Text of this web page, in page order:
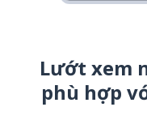
Lướt xem
phù hợp